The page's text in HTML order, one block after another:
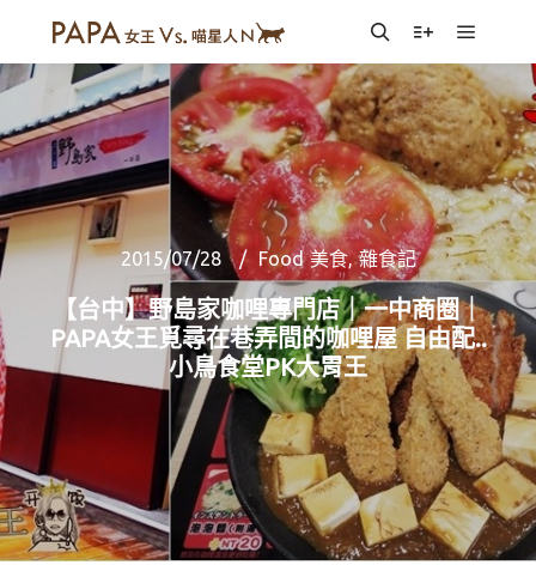
SearchMore info
Main
2015/07/28 Food 美食,雜食記
【台中】野島家咖哩專門店｜一中商圈｜
PAPA女王覓尋在巷弄間的咖哩屋 自由配..
小鳥食堂PK大胃王